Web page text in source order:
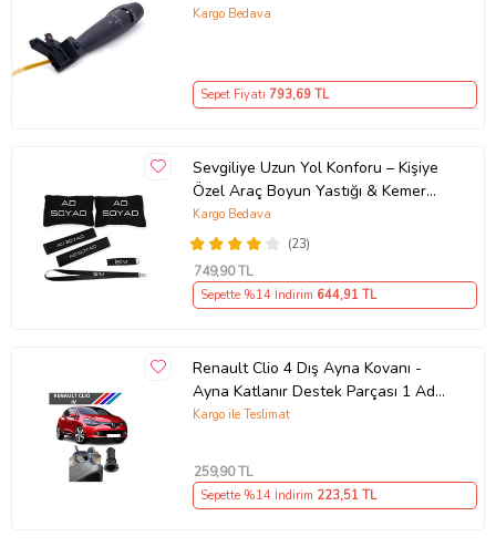
Kargo Bedava
Sepet Fiyatı 793,69 TL
Sevgiliye Uzun Yol Konforu – Kişiye
Özel Araç Boyun Yastığı & Kemer
Pedi Hediye Seti
(23)
Kargo Bedava
749,90 TL
Sepette %14 İndirim 644,91 TL
Renault Clio 4 Dış Ayna Kovanı -
Ayna Katlanır Destek Parçası 1 Adet
490307706 M3625
Kargo ile Teslimat
259,90 TL
Sepette %14 İndirim 223,51 TL